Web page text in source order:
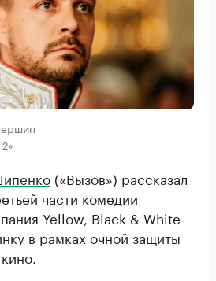
(«Вызов») рассказал
части комедии
Yellow, Black & White
в рамках очной защиты